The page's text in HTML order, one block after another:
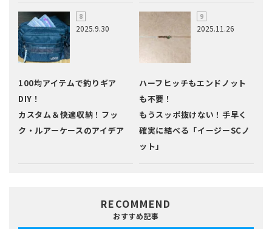
2025.9.30
100均アイテムで釣りギア
DIY！
カスタム＆快適収納！フッ
ク・ルアーケースのアイデア
2025.11.26
ハーフヒッチもエンドノット
も不要！
もうスッポ抜けない！手早く
確実に結べる「イージーSCノ
ット」
RECOMMEND
おすすめ記事